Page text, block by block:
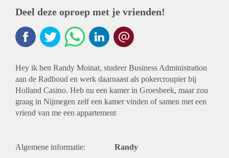
Deel deze oproep met je vrienden!
Hey ik ben Randy Moinat, studeer Business Administration
aan de Radboud en werk daarnaast als pokercroupier bij
Holland Casino. Heb nu een kamer in Groesbeek, maar zou
graag in Nijmegen zelf een kamer vinden of samen met een
vriend van me een appartement
Algemene informatie: Randy